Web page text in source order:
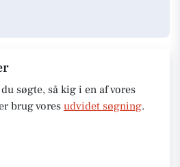
søgte, så kig i en af vores
brug vores udvidet søgning.